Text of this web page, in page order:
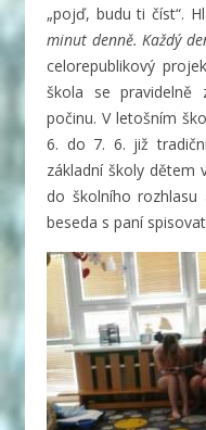
„pojď, budu ti číst“.
minut denně. Každý
celorepublikový
škola se pravidelně
počinu. V letošním
6. do 7. 6. již
základní školy dětem
do školního
beseda s paní